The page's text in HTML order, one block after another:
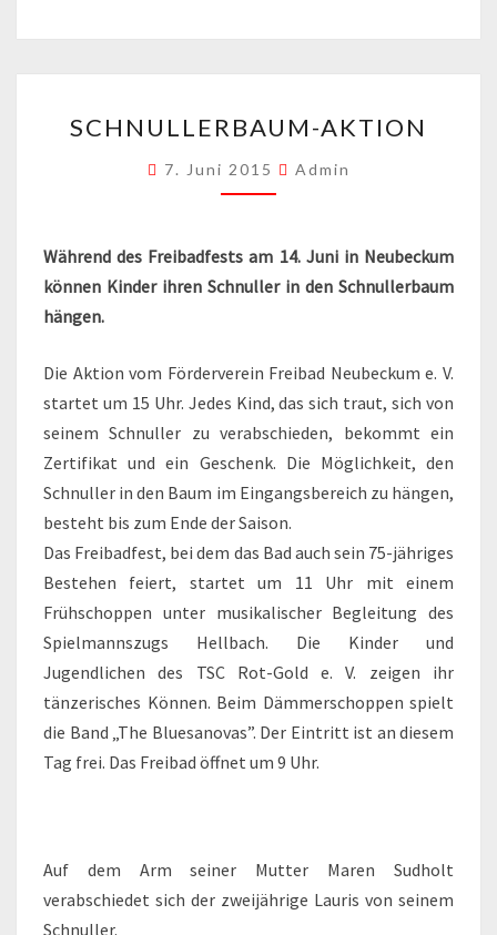
AKTION
SCHNULLERBAUM-AKTION
7. Juni 2015 Admin
Während des Freibadfests am 14. Juni in Neubeckum
können Kinder ihren Schnuller in den Schnullerbaum
hängen.
Die Aktion vom Förderverein Freibad Neubeckum e. V.
startet um 15 Uhr. Jedes Kind, das sich traut, sich von
seinem Schnuller zu verabschieden, bekommt ein
Zertifikat und ein Geschenk. Die Möglichkeit, den
Schnuller in den Baum im Eingangsbereich zu hängen,
besteht bis zum Ende der Saison.
Das Freibadfest, bei dem das Bad auch sein 75-jähriges
Bestehen feiert, startet um 11 Uhr mit einem
Frühschoppen unter musikalischer Begleitung des
Spielmannszugs Hellbach. Die Kinder und
Jugendlichen des TSC Rot-Gold e. V. zeigen ihr
tänzerisches Können. Beim Dämmerschoppen spielt
die Band „The Bluesanovas”. Der Eintritt ist an diesem
Tag frei. Das Freibad öffnet um 9 Uhr.
Auf dem Arm seiner Mutter Maren Sudholt
verabschiedet sich der zweijährige Lauris von seinem
Schnuller.